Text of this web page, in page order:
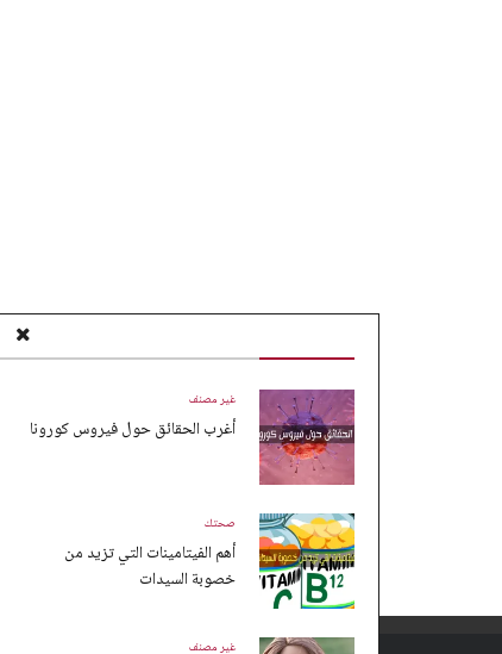
غير مصنف
أغرب الحقائق حول فيروس كورونا
صحتك
أهم الفيتامينات التي تزيد من
خصوبة السيدات
غير مصنف